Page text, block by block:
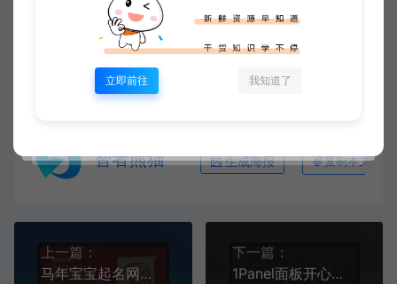
加载+SEO优化+全功能完整版）
https://www.xjuym.cn/1934.html
智者熊猫 生成海报 复制本文链接
上一篇：
马年宝宝起名网站源码，php源码全自动运营好项目
下一篇：
1Panel面板开心版v2.1.0 –星聚源码网
立即前往 我知道了